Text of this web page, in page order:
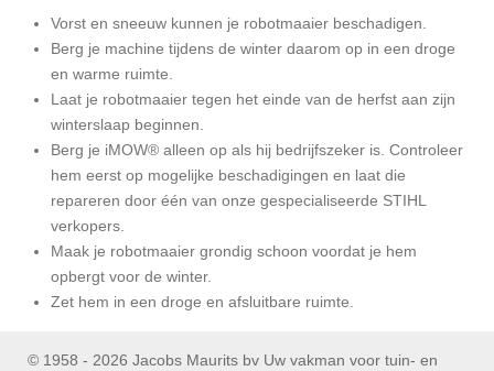
Vorst en sneeuw kunnen je robotmaaier beschadigen.
Berg je machine tijdens de winter daarom op in een droge
en warme ruimte.
Laat je robotmaaier tegen het einde van de herfst aan zijn
winterslaap beginnen.
Berg je iMOW® alleen op als hij bedrijfszeker is. Controleer
hem eerst op mogelijke beschadigingen en laat die
repareren door één van onze gespecialiseerde STIHL
verkopers.
Maak je robotmaaier grondig schoon voordat je hem
opbergt voor de winter.
Zet hem in een droge en afsluitbare ruimte.
© 1958 - 2026 Jacobs Maurits bv Uw vakman voor tuin- en